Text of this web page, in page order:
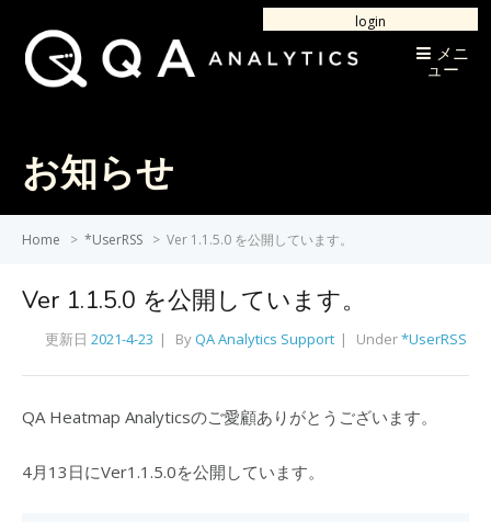
login
メニ
ュー
お知らせ
Home > *UserRSS > Ver 1.1.5.0 を公開しています。
Ver 1.1.5.0 を公開しています。
更新日 2021-4-23 ByQA Analytics Support Under*UserRSS
QA Heatmap Analyticsのご愛顧ありがとうございます。
4月13日にVer1.1.5.0を公開しています。